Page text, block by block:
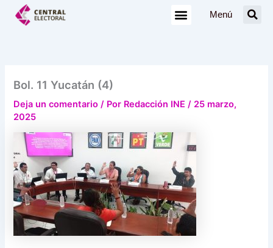
Menú
Bol. 11 Yucatán (4)
Deja un comentario / Por Redacción INE/ 25 marzo,
2025